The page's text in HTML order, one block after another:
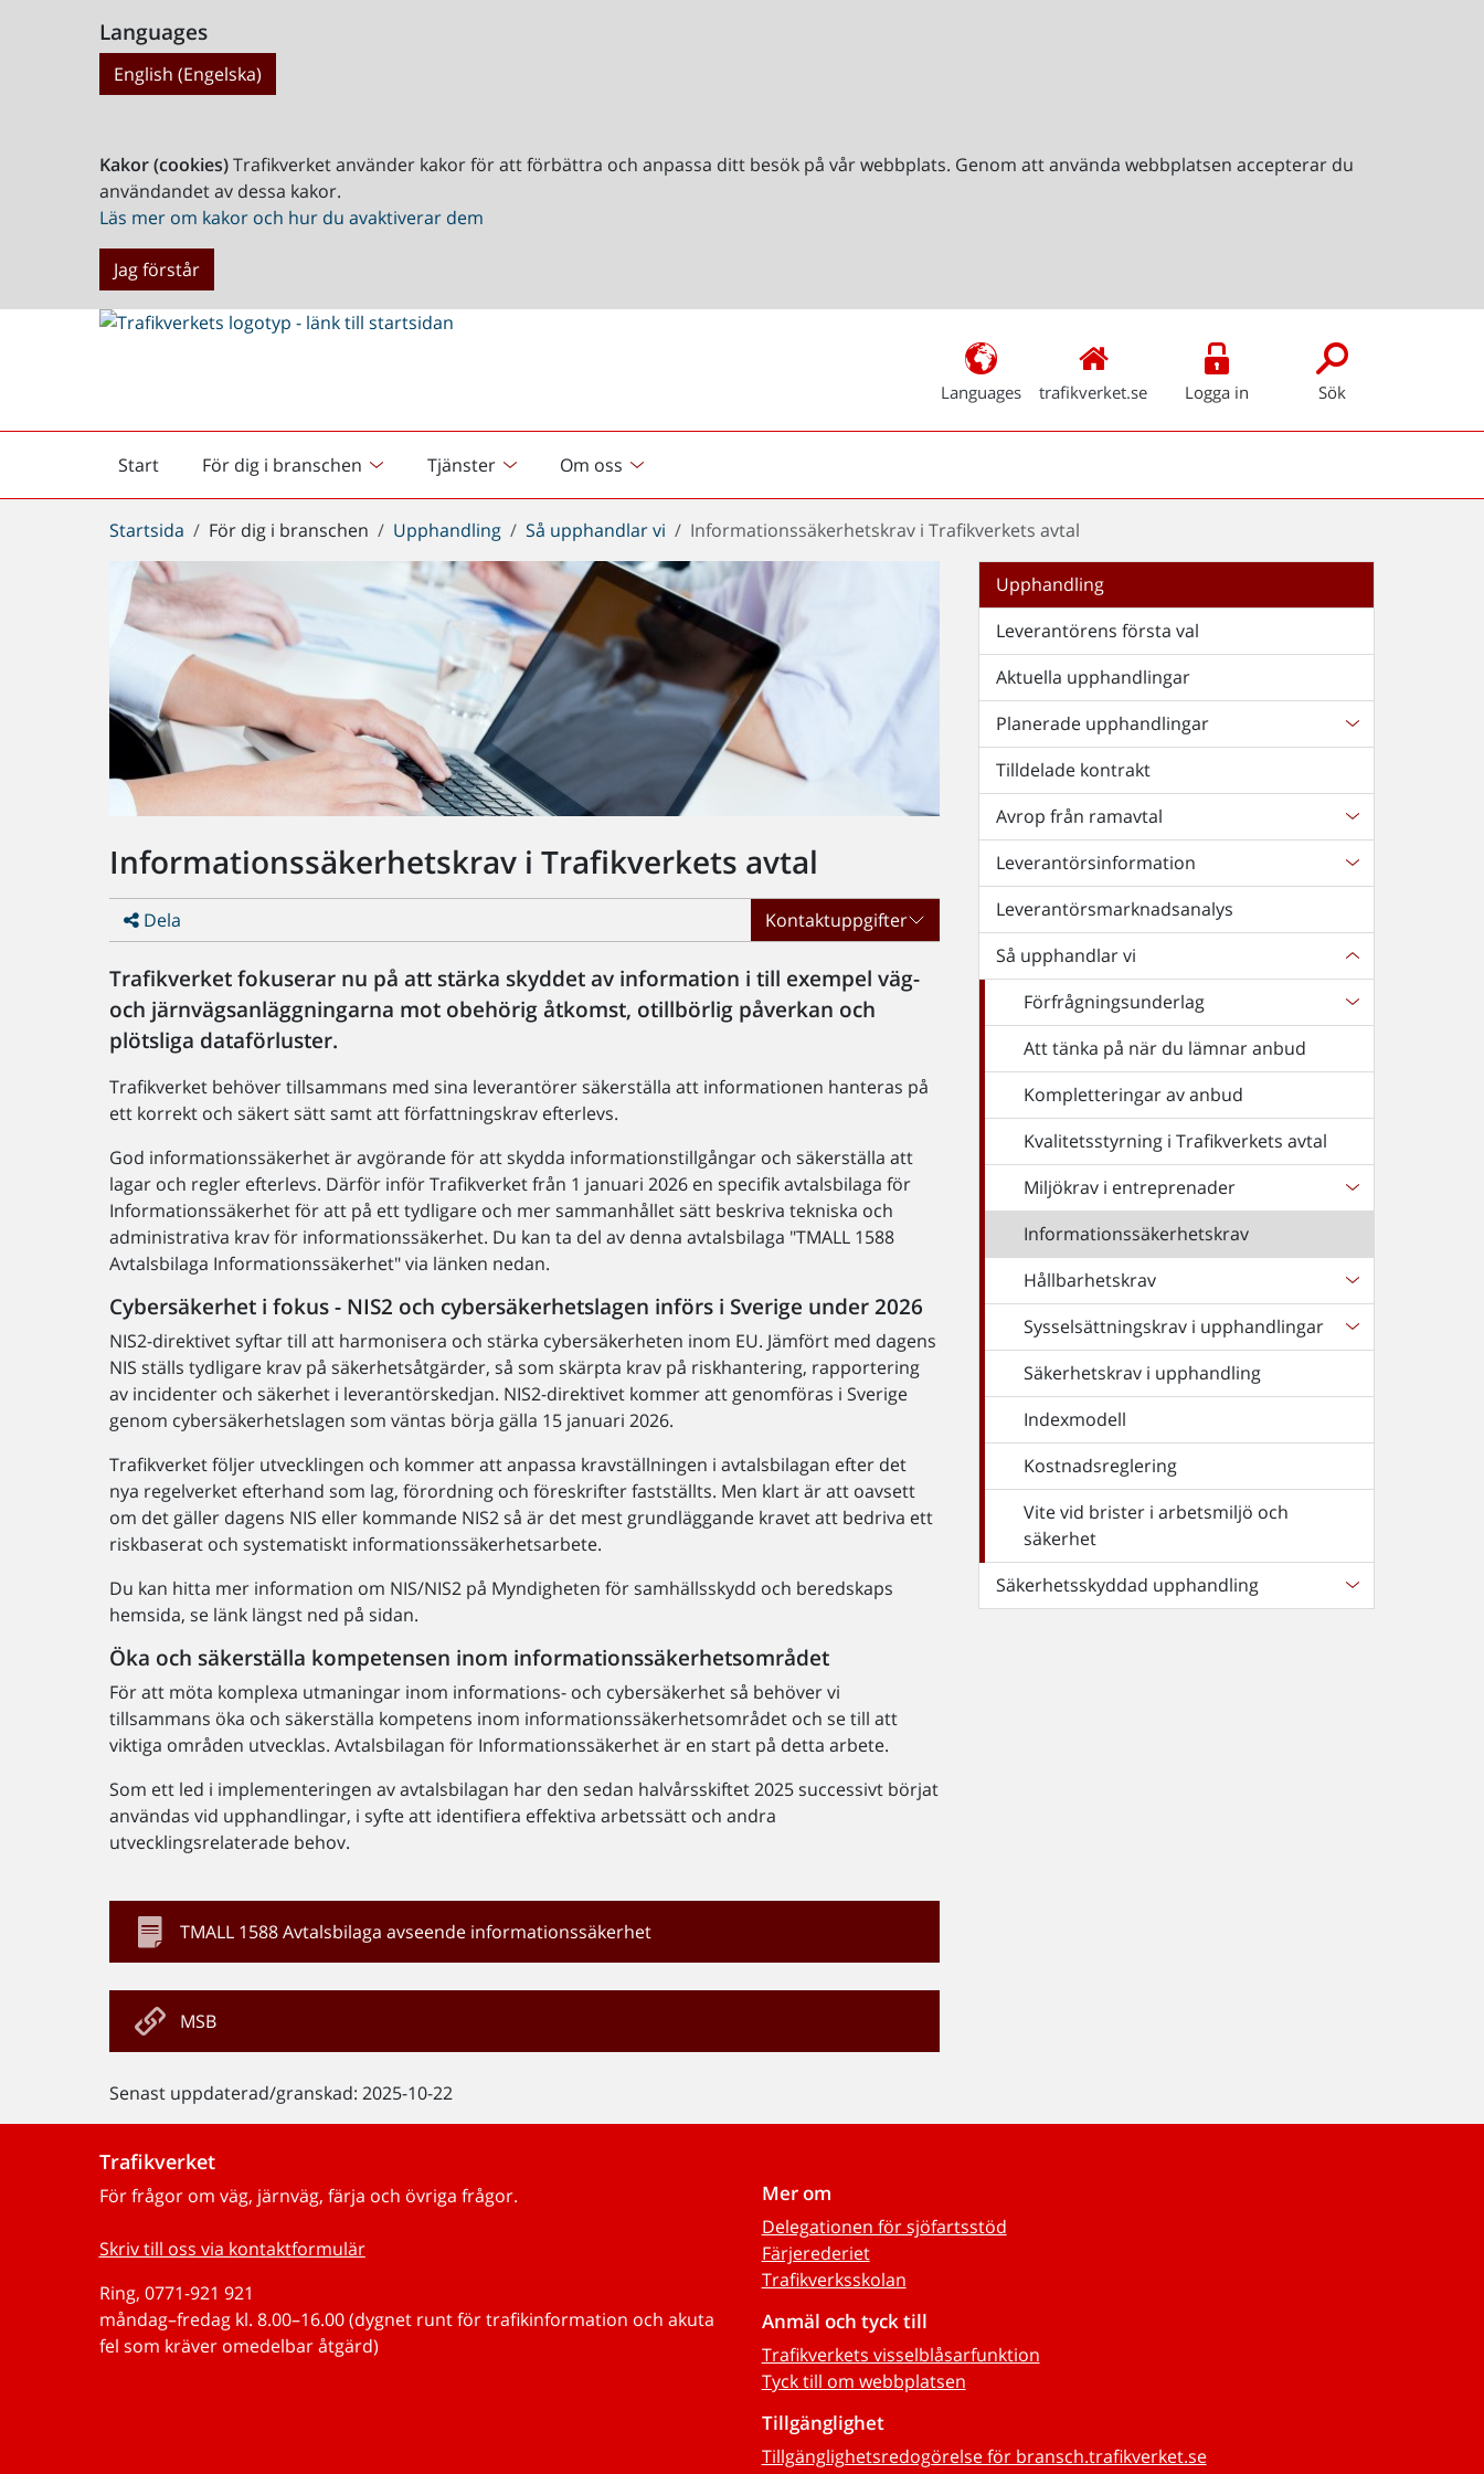
Languages
English (Engelska)
Kakor (cookies)Trafikverket använder kakor för att förbättra och anpassa ditt besök på vår webbplats. Genom att använda webbplatsen accepterar du
användandet av dessa kakor.
Läs mer om kakor och hur du avaktiverar dem
Jag förstår
Languages trafikverket.se Logga in Sök
Start
Startsida För dig i branschen Tjänster Om oss
Du
här:
Startsida För dig i branschen Upphandling Så upphandlar vi Informationssäkerhetskrav i Trafikverkets avtal
Informationssäkerhetskrav i Trafikverkets avtal
Dela Kontaktuppgifter
Trafikverket fokuserar nu på att stärka skyddet av information i till exempel väg-
och järnvägsanläggningarna mot obehörig åtkomst, otillbörlig påverkan och
plötsliga dataförluster.
Trafikverket behöver tillsammans med sina leverantörer säkerställa att informationen hanteras på
ett korrekt och säkert sätt samt att författningskrav efterlevs.
God informationssäkerhet är avgörande för att skydda informationstillgångar och säkerställa att
lagar och regler efterlevs. Därför inför Trafikverket från 1 januari 2026 en specifik avtalsbilaga för
Informationssäkerhet för att på ett tydligare och mer sammanhållet sätt beskriva tekniska och
administrativa krav för informationssäkerhet. Du kan ta del av denna avtalsbilaga "TMALL 1588
Avtalsbilaga Informationssäkerhet" via länken nedan.
Cybersäkerhet i fokus - NIS2 och cybersäkerhetslagen införs i Sverige under 2026
NIS2-direktivet syftar till att harmonisera och stärka cybersäkerheten inom EU. Jämfört med dagens
NIS ställs tydligare krav på säkerhetsåtgärder, så som skärpta krav på riskhantering, rapportering
av incidenter och säkerhet i leverantörskedjan. NIS2-direktivet kommer att genomföras i Sverige
genom cybersäkerhetslagen som väntas börja gälla 15 januari 2026.
Trafikverket följer utvecklingen och kommer att anpassa kravställningen i avtalsbilagan efter det
nya regelverket efterhand som lag, förordning och föreskrifter fastställts. Men klart är att oavsett
om det gäller dagens NIS eller kommande NIS2 så är det mest grundläggande kravet att bedriva ett
riskbaserat och systematiskt informationssäkerhetsarbete.
Du kan hitta mer information om NIS/NIS2 på Myndigheten för samhällsskydd och beredskaps
hemsida, se länk längst ned på sidan.
Öka och säkerställa kompetensen inom informationssäkerhetsområdet
För att möta komplexa utmaningar inom informations- och cybersäkerhet så behöver vi
tillsammans öka och säkerställa kompetens inom informationssäkerhetsområdet och se till att
viktiga områden utvecklas. Avtalsbilagan för Informationssäkerhet är en start på detta arbete.
Som ett led i implementeringen av avtalsbilagan har den sedan halvårsskiftet 2025 successivt börjat
användas vid upphandlingar, i syfte att identifiera effektiva arbetssätt och andra
utvecklingsrelaterade behov.
TMALL 1588 Avtalsbilaga avseende informationssäkerhet
MSB
Senast uppdaterad/granskad: 2025-10-22
Upphandling
Leverantörens första val
Aktuella upphandlingar
Planerade upphandlingar
Tilldelade kontrakt
Avrop från ramavtal
Leverantörsinformation
Leverantörsmarknadsanalys
Så upphandlar vi
Förfrågningsunderlag
Att tänka på när du lämnar anbud
Kompletteringar av anbud
Kvalitetsstyrning i Trafikverkets avtal
Miljökrav i entreprenader
Informationssäkerhetskrav
Hållbarhetskrav
Sysselsättningskrav i upphandlingar
Säkerhetskrav i upphandling
Indexmodell
Kostnadsreglering
Vite vid brister i arbetsmiljö och
säkerhet
Säkerhetsskyddad upphandling
Trafikverket
För frågor om väg, järnväg, färja och övriga frågor.
Skriv till oss via kontaktformulär
Ring, 0771-921 921
måndag–fredag kl. 8.00–16.00 (dygnet runt för trafikinformation och akuta
fel som kräver omedelbar åtgärd)
Mer om
Delegationen för sjöfartsstöd
Färjerederiet
Trafikverksskolan
Anmäl och tyck till
Trafikverkets visselblåsarfunktion
Tyck till om webbplatsen
Tillgänglighet
Tillgänglighetsredogörelse för bransch.trafikverket.se